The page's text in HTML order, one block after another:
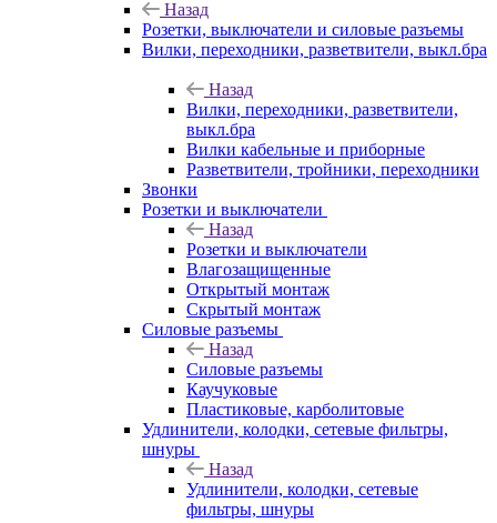
Назад
Розетки, выключатели и силовые разъемы
Вилки, переходники, разветвители, выкл.бра
Назад
Вилки, переходники, разветвители,
выкл.бра
Вилки кабельные и приборные
Разветвители, тройники, переходники
Звонки
Розетки и выключатели
Назад
Розетки и выключатели
Влагозащищенные
Открытый монтаж
Скрытый монтаж
Силовые разъемы
Назад
Силовые разъемы
Каучуковые
Пластиковые, карболитовые
Удлинители, колодки, сетевые фильтры,
шнуры
Назад
Удлинители, колодки, сетевые
фильтры, шнуры